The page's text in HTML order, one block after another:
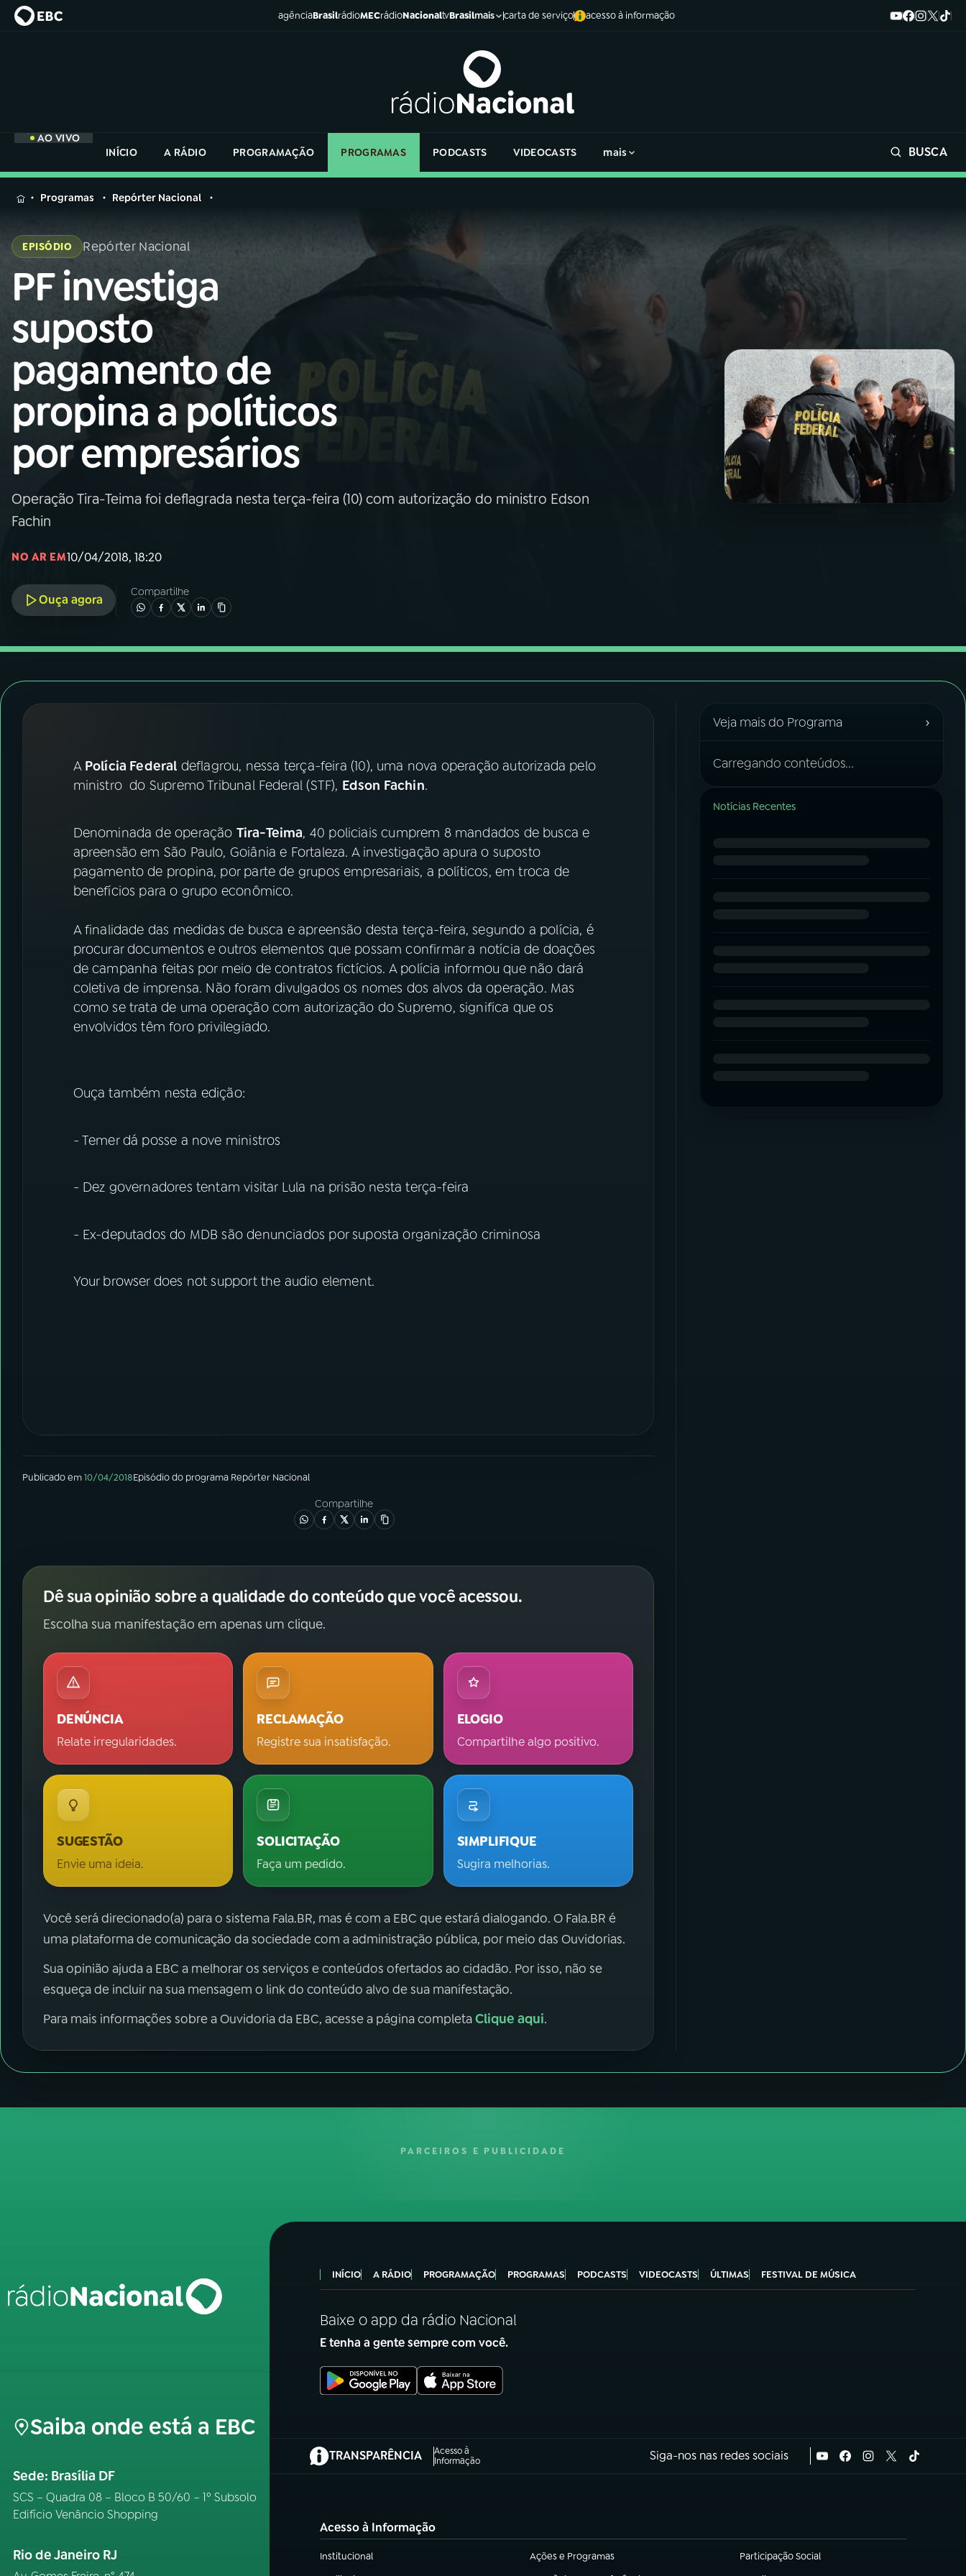
agênciaBrasilrádioMECrádioNacionaltvBrasilmais carta de serviço acesso à informação
AO VIVO
INÍCIO
A RÁDIO PROGRAMAÇÃO PROGRAMAS PODCASTS VIDEOCASTS mais BUSCA
MENU
Buscar
na
Rádio
Nacional
01 INÍCIO
02A RÁDIO
03 PROGRAMAÇÃO
04PROGRAMAS
05 PODCASTS
06VIDEOCASTS
07ÚLTIMAS
YouTube Facebook
na
Rádio
Nacional
Programas Repórter Nacional
EPISÓDIO Repórter Nacional
PF investiga
suposto
pagamento de
propina a políticos
por empresários
Operação Tira-Teima foi deflagrada nesta terça-feira (10) com autorização do ministro Edson
Fachin
NO AR EM10/04/2018, 18:20
Ouça agora
Compartilhe
APolícia Federal deflagrou, nessa terça-feira (10), uma nova operação autorizada pelo
ministro do Supremo Tribunal Federal (STF), Edson Fachin.
Denominada de operação Tira-Teima, 40 policiais cumprem 8 mandados de busca e
apreensão em São Paulo, Goiânia e Fortaleza. A investigação apura o suposto
pagamento de propina, por parte de grupos empresariais, a políticos, em troca de
benefícios para o grupo econômico.
A finalidade das medidas de busca e apreensão desta terça-feira, segundo a polícia, é
procurar documentos e outros elementos que possam confirmar a notícia de doações
de campanha feitas por meio de contratos fictícios. A polícia informou que não dará
coletiva de imprensa. Não foram divulgados os nomes dos alvos da operação. Mas
como se trata de uma operação com autorização do Supremo, significa que os
envolvidos têm foro privilegiado.
Ouça também nesta edição:
- Temer dá posse a nove ministros
- Dez governadores tentam visitar Lula na prisão nesta terça-feira
- Ex-deputados do MDB são denunciados por suposta organização criminosa
Your browser does not support the audio element.
Publicado em10/04/2018Episódiodo programa Repórter Nacional
Compartilhe
Dê sua opinião sobre a qualidade do conteúdo que você acessou.
Escolha sua manifestação em apenas um clique.
DENÚNCIA
Relate irregularidades.
RECLAMAÇÃO
Registre sua insatisfação.
ELOGIO
Compartilhe algo positivo.
SUGESTÃO
Envie uma ideia.
SOLICITAÇÃO
Faça um pedido.
SIMPLIFIQUE
Sugira melhorias.
Você será direcionado(a) para o sistema Fala.BR, mas é com a EBC que estará dialogando. O Fala.BR é
uma plataforma de comunicação da sociedade com a administração pública, por meio das Ouvidorias.
Sua opinião ajuda a EBC a melhorar os serviços e conteúdos ofertados ao cidadão. Por isso, não se
esqueça de incluir na sua mensagem o link do conteúdo alvo de sua manifestação.
Para mais informações sobre a Ouvidoria da EBC, acesse a página completaClique aqui.
Veja mais do Programa ›
Carregando conteúdos...
Notícias Recentes
PARCEIROS E PUBLICIDADE
Saiba onde está a EBC
Sede: Brasília DF
SCS – Quadra 08 – Bloco B 50/60 – 1º Subsolo
Edifício Venâncio Shopping
Rio de Janeiro RJ
INÍCIO A RÁDIO PROGRAMAÇÃO PROGRAMAS PODCASTS VIDEOCASTS ÚLTIMAS FESTIVAL DE MÚSICA
Baixe o app da rádio Nacional
E tenha a gente sempre com você.
TRANSPARÊNCIA
Acesso à
Informação
(abre em nova aba) Siga-nos nas redes sociais
Acesso à Informação
Institucional
(abre em nova aba) Ações e Programas
(abre em nova aba) Participação Social
(abre em nova aba)